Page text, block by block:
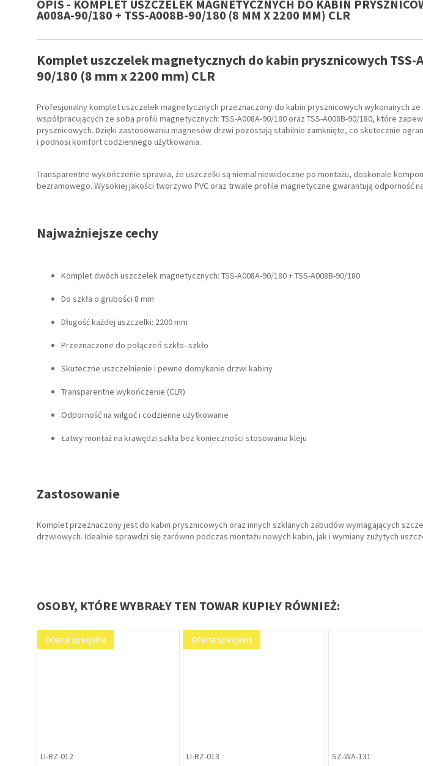
OPIS - KOMPLET USZCZELEK MAGNETYCZNYCH DO KABIN
A008A-90/180 + TSS-A008B-90/180 (8 MM X 2200 MM) CLR
Komplet uszczelek magnetycznych do kabin prysznicowych TSS-
90/180 (8 mm x 2200 mm) CLR
Profesjonalny komplet uszczelek magnetycznych przeznaczony do kabin prysznicowych wykonanych ze
współpracujących ze sobą profili magnetycznych: TSS-A008A-90/180 oraz TSS-A008B-90/180, które
prysznicowych. Dzięki zastosowaniu magnesów drzwi pozostają stabilnie zamknięte, co skutecznie
i podnosi komfort codziennego użytkowania.
Transparentne wykończenie sprawia, że uszczelki są niemal niewidoczne po montażu, doskonale
bezramowego. Wysokiej jakości tworzywo PVC oraz trwałe profile magnetyczne gwarantują odporność
Najważniejsze cechy
Komplet dwóch uszczelek magnetycznych: TSS-A008A-90/180 + TSS-A008B-90/180
Do szkła o grubości 8 mm
Długość każdej uszczelki: 2200 mm
Przeznaczone do połączeń szkło–szkło
Skuteczne uszczelnienie i pewne domykanie drzwi kabiny
Transparentne wykończenie (CLR)
Odporność na wilgoć i codzienne użytkowanie
Łatwy montaż na krawędzi szkła bez konieczności stosowania kleju
Zastosowanie
Komplet przeznaczony jest do kabin prysznicowych oraz innych szklanych zabudów wymagających
drzwiowych. Idealnie sprawdzi się zarówno podczas montażu nowych kabin, jak i wymiany zużytych
OSOBY, KTÓRE WYBRAŁY TEN TOWAR KUPIŁY RÓWNIEŻ:
US-SA-000 US-SA-001 US-SA-002